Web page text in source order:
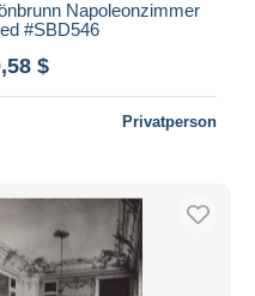
Napoleonzimmer
#SBD546
$
Privatperson